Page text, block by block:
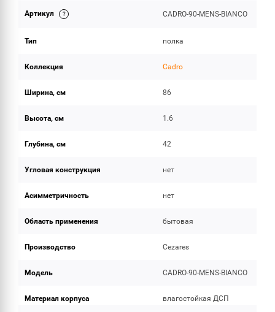
ОБЪЕМ ПОСТАВКИ
Артикул CADRO-90-MENS-BIANCO
Тип полка
Коллекция Cadro
Ширина, см 86
Высота, см 1.6
Глубина, см 42
Угловая конструкция нет
Асимметричность нет
Область применения бытовая
Производство Cezares
Модель CADRO-90-MENS-BIANCO
Материал корпуса влагостойкая ДСП